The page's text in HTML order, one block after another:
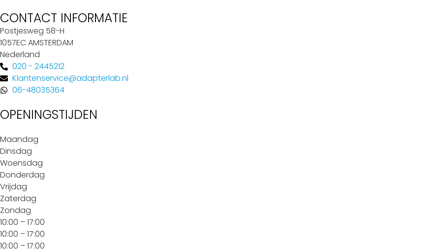
CONTACT INFORMATIE
Postjesweg 58-H
1057EC AMSTERDAM
Nederland
020 - 2445212
Klantenservice@adapterlab.nl
06-48035364
OPENINGSTIJDEN
Maandag
Dinsdag
Woensdag
Donderdag
Vrijdag
Zaterdag
Zondag
10:00 – 17:00
10:00 – 17:00
10:00 – 17:00